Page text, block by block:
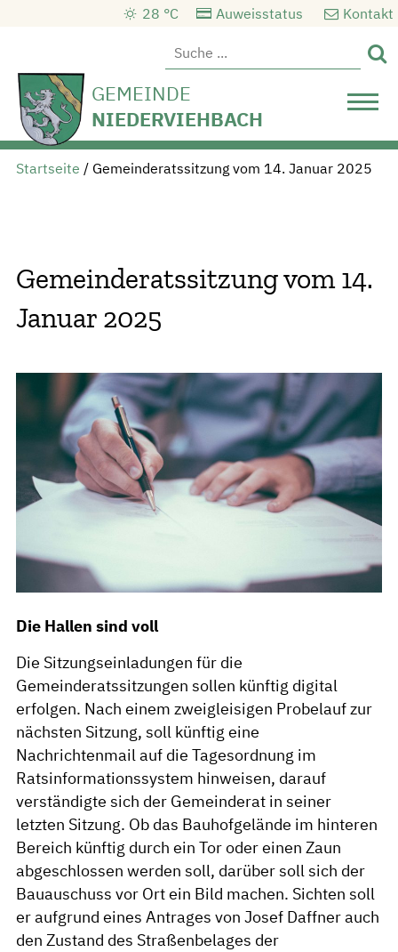
Auweisstatus Kontakt

28 °C
GEMEINDE
NIEDERVIEHBACH
Startseite / Gemeinderatssitzung vom 14. Januar 2025
Gemeinderatssitzung vom 14.
Januar 2025
Die Hallen sind voll
Die Sitzungseinladungen für die
Gemeinderatssitzungen sollen künftig digital
erfolgen. Nach einem zweigleisigen Probelauf zur
nächsten Sitzung, soll künftig eine
Nachrichtenmail auf die Tagesordnung im
Ratsinformationssystem hinweisen, darauf
verständigte sich der Gemeinderat in seiner
letzten Sitzung. Ob das Bauhofgelände im hinteren
Bereich künftig durch ein Tor oder einen Zaun
abgeschlossen werden soll, darüber soll sich der
Bauauschuss vor Ort ein Bild machen. Sichten soll
er aufgrund eines Antrages von Josef Daffner auch
den Zustand des Straßenbelages der